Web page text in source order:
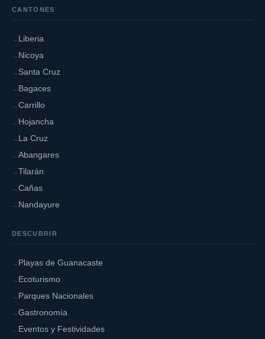
CANTONES
Liberia
Nicoya
Santa Cruz
Bagaces
Carrillo
Hojancha
La Cruz
Abangares
Tilarán
Cañas
Nandayure
DESCUBRIR
Playas de Guanacaste
Ecoturismo
Parques Nacionales
Gastronomía
Eventos y Festividades